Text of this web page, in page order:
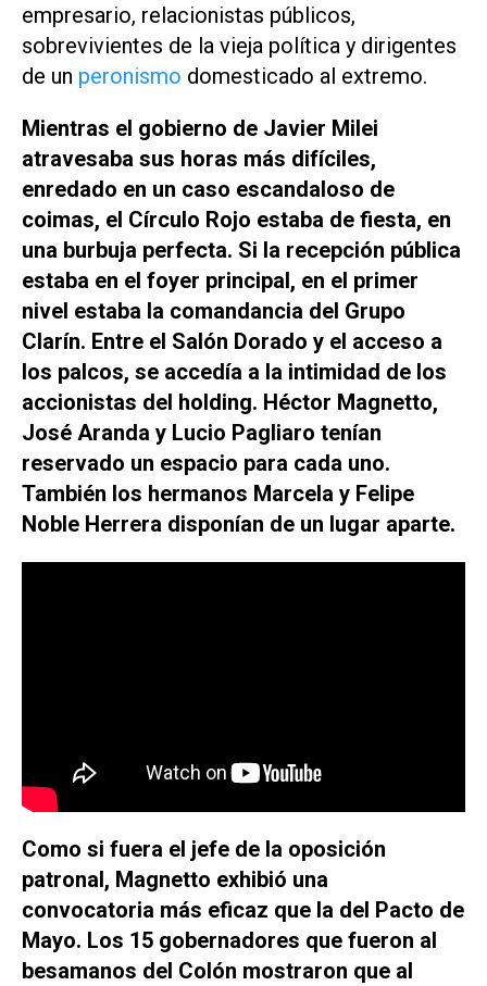
empresario, relacionistas públicos,
sobrevivientes de la vieja política y dirigentes
de un peronismo domesticado al extremo.
Mientras el gobierno de Javier Milei
atravesaba sus horas más difíciles,
enredado en un caso escandaloso de
coimas, el Círculo Rojo estaba de fiesta, en
una burbuja perfecta. Si la recepción pública
estaba en el foyer principal, en el primer
nivel estaba la comandancia del Grupo
Clarín. Entre el Salón Dorado y el acceso a
los palcos, se accedía a la intimidad de los
accionistas del holding. Héctor Magnetto,
José Aranda y Lucio Pagliaro tenían
reservado un espacio para cada uno.
También los hermanos Marcela y Felipe
Noble Herrera disponían de un lugar aparte.
Como si fuera el jefe de la oposición
patronal, Magnetto exhibió una
convocatoria más eficaz que la del Pacto de
Mayo. Los 15 gobernadores que fueron al
besamanos del Colón mostraron que al